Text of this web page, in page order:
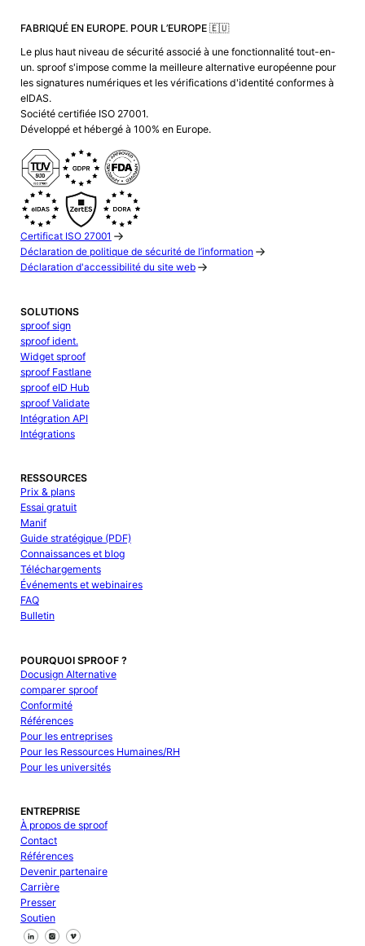
FABRIQUÉ EN EUROPE. POUR L’EUROPE 🇪🇺
Le plus haut niveau de sécurité associé à une fonctionnalité tout-en-
un. sproof s'impose comme la meilleure alternative européenne pour
les signatures numériques et les vérifications d'identité conformes à
eIDAS.
Société certifiée ISO 27001.
Développé et hébergé à 100% en Europe.
Certificat ISO 27001
Déclaration de politique de sécurité de l’information
Déclaration d'accessibilité du site web
SOLUTIONS
sproof sign
sproof ident.
Widget sproof
sproof Fastlane
sproof eID Hub
sproof Validate
Intégration API
Intégrations
RESSOURCES
Prix & plans
Essai gratuit
Manif
Guide stratégique (PDF)
Connaissances et blog
Téléchargements
Événements et webinaires
FAQ
Bulletin
POURQUOI SPROOF ?
Docusign Alternative
comparer sproof
Conformité
Références
Pour les entreprises
Pour les Ressources Humaines/RH
Pour les universités
ENTREPRISE
À propos de sproof
Contact
Références
Devenir partenaire
Carrière
Presser
Soutien
Suivez-nous sur Facebook
Suivez-nous sur X
Suivez-nous sur LinkedIn